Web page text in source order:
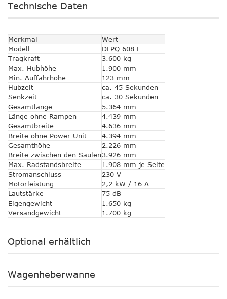
Technische Daten
Merkmal
Wert
Modell
DFPQ 608 E
Tragkraft
3.600 kg
Max. Hubhöhe
1.900 mm
Min. Auffahrhöhe
123 mm
Hubzeit
ca. 45 Sekunden
Senkzeit
ca. 30 Sekunden
Gesamtlänge
5.364 mm
Länge ohne Rampen
4.439 mm
Gesamtbreite
4.636 mm
Breite ohne Power Unit
4.394 mm
Gesamthöhe
2.226 mm
Breite zwischen den Säulen3.926 mm
Max. Radstandsbreite
1.908 mm je Seite
Stromanschluss
230 V
Motorleistung
2,2 kW / 16 A
Lautstärke
75 dB
Eigengewicht
1.650 kg
Versandgewicht
1.700 kg
Optional erhältlich
Wagenheberwanne